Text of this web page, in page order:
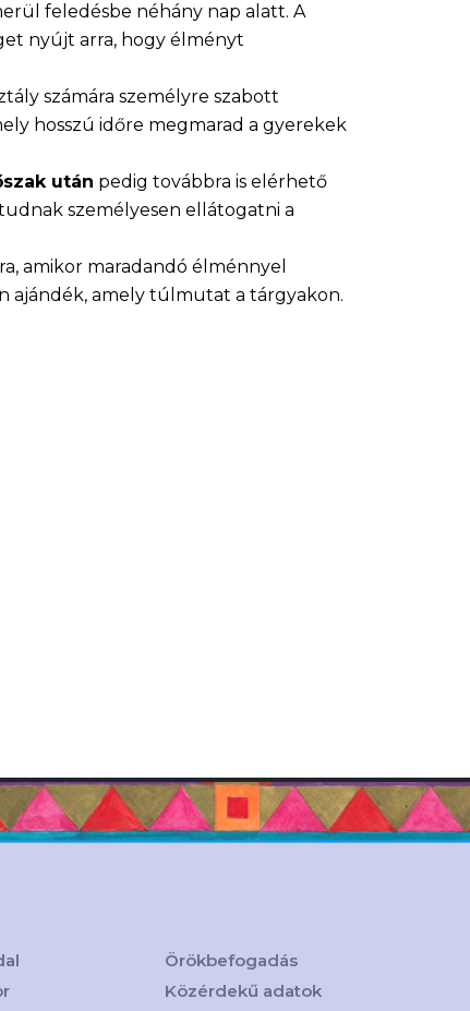
feledésbe néhány nap alatt. A
nyújt arra, hogy élményt
számára személyre szabott
hosszú időre megmarad a gyerekek
után pedig továbbra is elérhető
személyesen ellátogatni a
amikor maradandó élménnyel
ajándék, amely túlmutat a tárgyakon.
Örökbefogadás
Közérdekű adatok